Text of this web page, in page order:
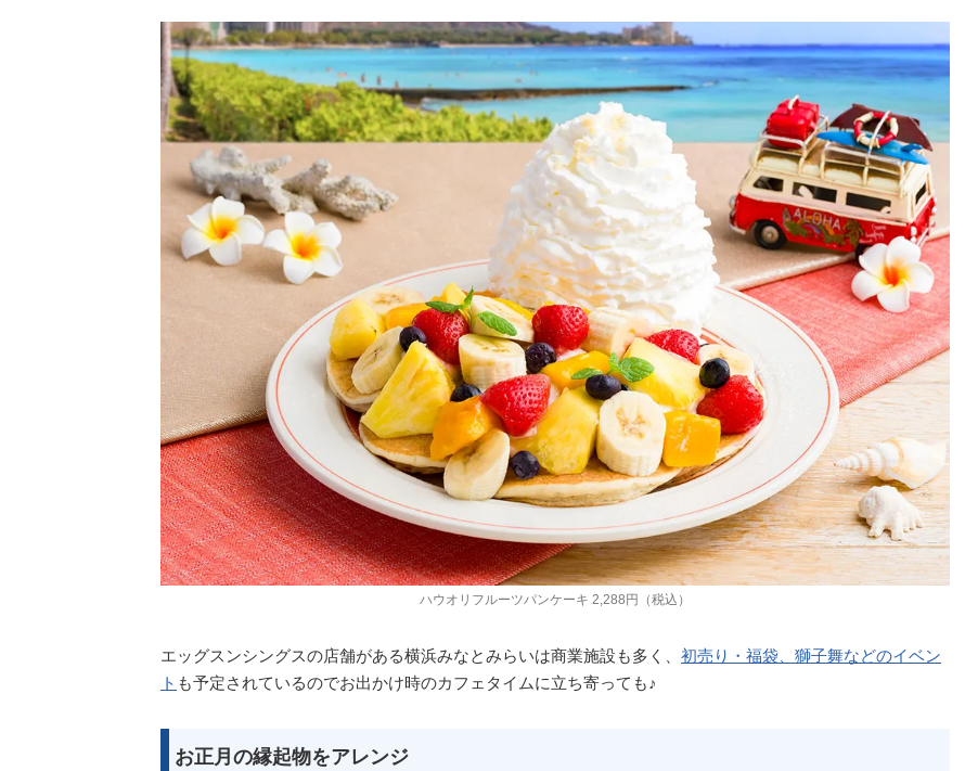
ハウオリフルーツパンケーキ 2,288円（税込）
エッグスンシングスの店舗がある横浜みなとみらいは商業施設も多く、 初売り・福袋、獅子舞などのイベン
ト も予定されているのでお出かけ時のカフェタイムに立ち寄っても♪
お正月の縁起物をアレンジ